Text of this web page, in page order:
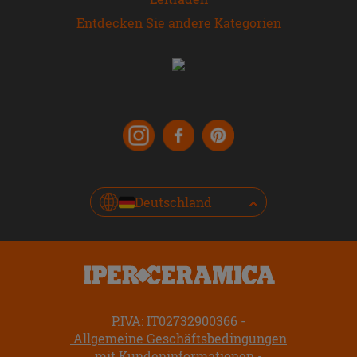
Entdecken Sie andere Kategorien
Deutschland
P.IVA: IT02732900366
Allgemeine Geschäftsbedingungen